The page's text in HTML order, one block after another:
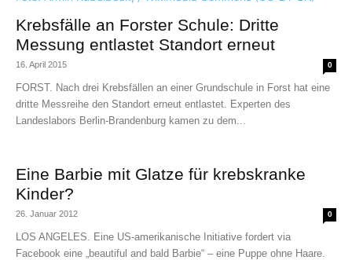
Krebsfälle an Forster Schule: Dritte
Messung entlastet Standort erneut
16. April 2015 0
FORST. Nach drei Krebsfällen an einer Grundschule in Forst hat eine
dritte Messreihe den Standort erneut entlastet. Experten des
Landeslabors Berlin-Brandenburg kamen zu dem...
Eine Barbie mit Glatze für krebskranke
Kinder?
26. Januar 2012 0
LOS ANGELES. Eine US-amerikanische Initiative fordert via
Facebook eine „beautiful and bald Barbie“ – eine Puppe ohne Haare.